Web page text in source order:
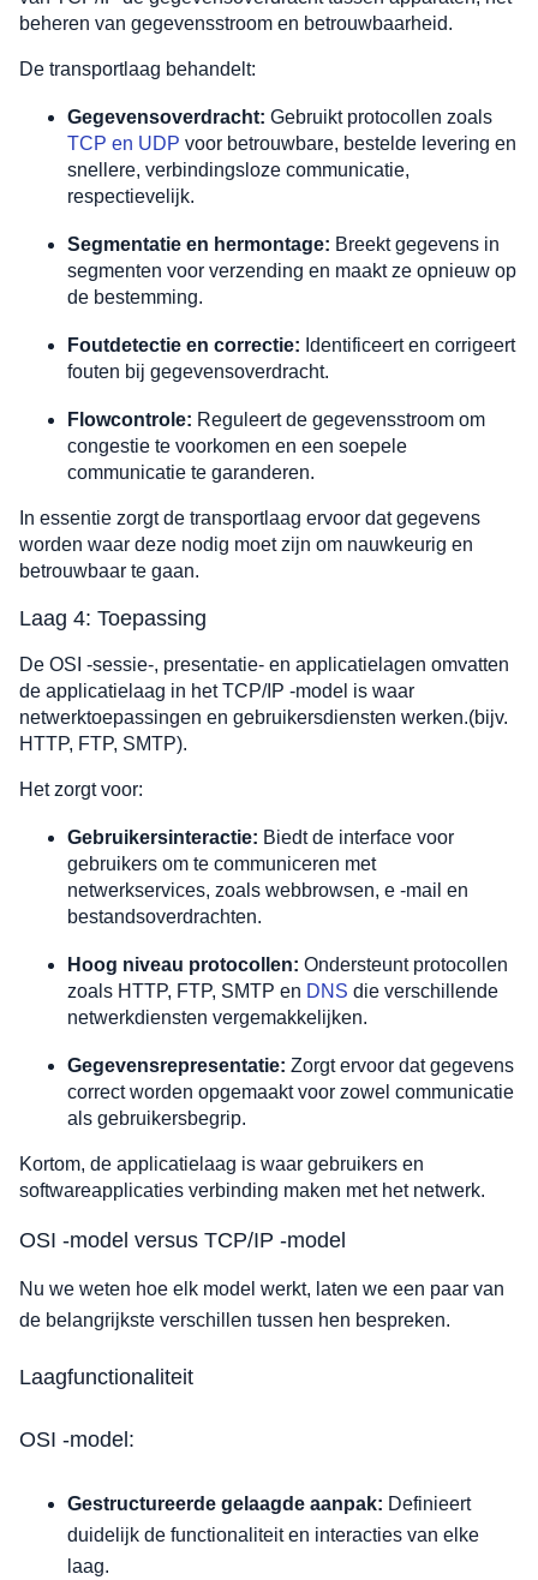
beheren van gegevensstroom en betrouwbaarheid.
De transportlaag behandelt:
Gegevensoverdracht: Gebruikt protocollen zoals
TCP en UDP voor betrouwbare, bestelde levering en
snellere, verbindingsloze communicatie,
respectievelijk.
Segmentatie en hermontage: Breekt gegevens in
segmenten voor verzending en maakt ze opnieuw op
de bestemming.
Foutdetectie en correctie: Identificeert en corrigeert
fouten bij gegevensoverdracht.
Flowcontrole: Reguleert de gegevensstroom om
congestie te voorkomen en een soepele
communicatie te garanderen.
In essentie zorgt de transportlaag ervoor dat gegevens
worden waar deze nodig moet zijn om nauwkeurig en
betrouwbaar te gaan.
Laag 4: Toepassing
De OSI -sessie-, presentatie- en applicatielagen omvatten
de applicatielaag in het TCP/IP -model is waar
netwerktoepassingen en gebruikersdiensten werken.(bijv.
HTTP, FTP, SMTP).
Het zorgt voor:
Gebruikersinteractie: Biedt de interface voor
gebruikers om te communiceren met
netwerkservices, zoals webbrowsen, e -mail en
bestandsoverdrachten.
Hoog niveau protocollen: Ondersteunt protocollen
zoals HTTP, FTP, SMTP en DNS die verschillende
netwerkdiensten vergemakkelijken.
Gegevensrepresentatie: Zorgt ervoor dat gegevens
correct worden opgemaakt voor zowel communicatie
als gebruikersbegrip.
Kortom, de applicatielaag is waar gebruikers en
softwareapplicaties verbinding maken met het netwerk.
OSI -model versus TCP/IP -model
Nu we weten hoe elk model werkt, laten we een paar van
de belangrijkste verschillen tussen hen bespreken.
Laagfunctionaliteit
OSI -model:
Gestructureerde gelaagde aanpak: Definieert
duidelijk de functionaliteit en interacties van elke
laag.